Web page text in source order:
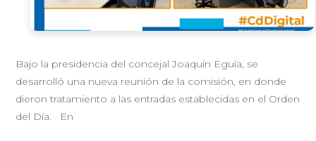
Bajo la presidencia del concejal Joaquín Eguía, se
desarrolló una nueva reunión de la comisión, en donde
dieron tratamiento a las entradas establecidas en el Orden
del Día. En